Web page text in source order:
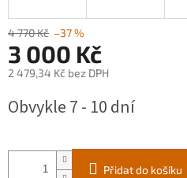
4 770 Kč –37 %
3 000 Kč
2 479,34 Kč bez DPH
cena:
Obvykle 7 - 10 dní
Přidat do košíku